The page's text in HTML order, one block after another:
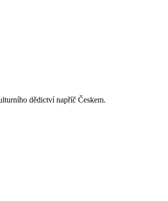
dědictví napříč Českem.